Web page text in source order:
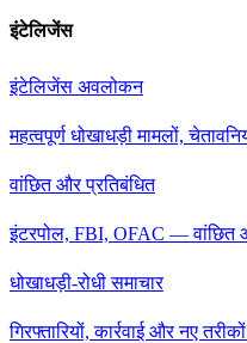
इंटेलिजेंस
इंटेलिजेंस अवलोकन
महत्वपूर्ण धोखाधड़ी मामलों,
वांछित और प्रतिबंधित
इंटरपोल, FBI, OFAC — वांछित
धोखाधड़ी-रोधी समाचार
गिरफ्तारियों, कार्रवाई और नए